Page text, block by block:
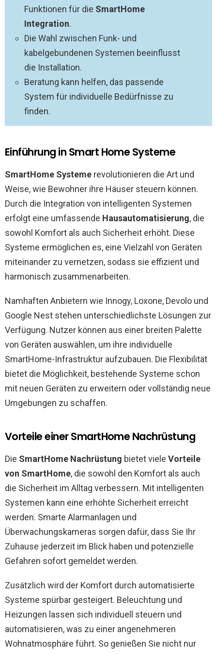
Funktionen für die SmartHome
Integration.
Die Wahl zwischen Funk- und
kabelgebundenen Systemen beeinflusst
die Installation.
Beratung kann helfen, das passende
System für individuelle Bedürfnisse zu
finden.
Einführung in Smart Home Systeme
SmartHome Systeme revolutionieren die Art und
Weise, wie Bewohner ihre Häuser steuern können.
Durch die Integration von intelligenten Systemen
erfolgt eine umfassende Hausautomatisierung, die
sowohl Komfort als auch Sicherheit erhöht. Diese
Systeme ermöglichen es, eine Vielzahl von Geräten
miteinander zu vernetzen, sodass sie effizient und
harmonisch zusammenarbeiten.
Namhaften Anbietern wie Innogy, Loxone, Devolo und
Google Nest stehen unterschiedlichste Lösungen zur
Verfügung. Nutzer können aus einer breiten Palette
von Geräten auswählen, um ihre individuelle
SmartHome-Infrastruktur aufzubauen. Die Flexibilität
bietet die Möglichkeit, bestehende Systeme schon
mit neuen Geräten zu erweitern oder vollständig neue
Umgebungen zu schaffen.
Vorteile einer SmartHome Nachrüstung
Die SmartHome Nachrüstung bietet viele Vorteile
von SmartHome, die sowohl den Komfort als auch
die Sicherheit im Alltag verbessern. Mit intelligenten
Systemen kann eine erhöhte Sicherheit erreicht
werden. Smarte Alarmanlagen und
Überwachungskameras sorgen dafür, dass Sie Ihr
Zuhause jederzeit im Blick haben und potenzielle
Gefahren sofort gemeldet werden.
Zusätzlich wird der Komfort durch automatisierte
Systeme spürbar gesteigert. Beleuchtung und
Heizungen lassen sich individuell steuern und
automatisieren, was zu einer angenehmeren
Wohnatmosphäre führt. So genießen Sie nicht nur